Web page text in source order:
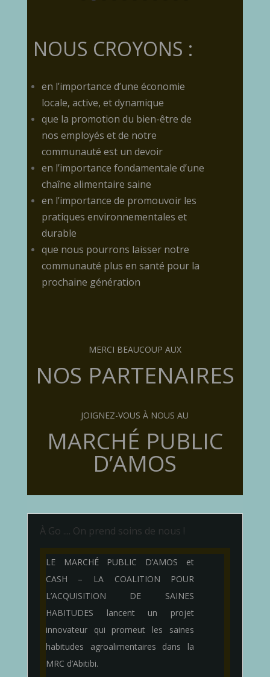
NOUS CROYONS :
en l’importance d’une économie
locale, active, et dynamique
que la promotion du bien-être de
nos employés et de notre
communauté est un devoir
en l’importance fondamentale d’une
chaîne alimentaire saine
en l’importance de promouvoir les
pratiques environnementales et
durable
que nous pourrons laisser notre
communauté plus en santé pour la
prochaine génération
MERCI BEAUCOUP AUX
NOS PARTENAIRES
JOIGNEZ-VOUS À NOUS AU
MARCHÉ PUBLIC
D’AMOS
À Go .... On prend soins de nous !
LE MARCHÉ PUBLIC D’AMOS et
CASH – LA COALITION POUR
L’ACQUISITION DE SAINES
HABITUDES lancent un projet
innovateur qui promeut les saines
habitudes agroalimentaires dans la
MRC d’Abitibi.